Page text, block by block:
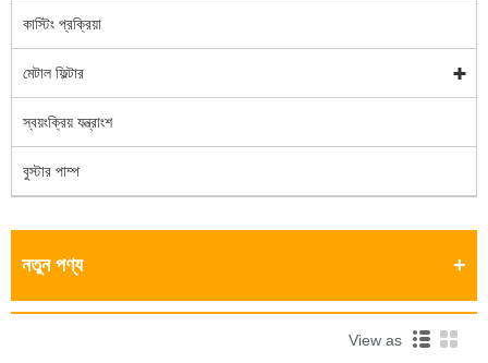
কাস্টিং প্রক্রিয়া
মেটাল ফিল্টার
স্বয়ংক্রিয় যন্ত্রাংশ
বুস্টার পাম্প
নতুন পণ্য
View as